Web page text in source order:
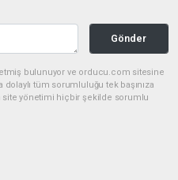
Gönder
etmiş bulunuyor ve orducu.com sitesine
dolaylı tüm sorumluluğu tek başınıza
site yönetimi hiçbir şekilde sorumlu